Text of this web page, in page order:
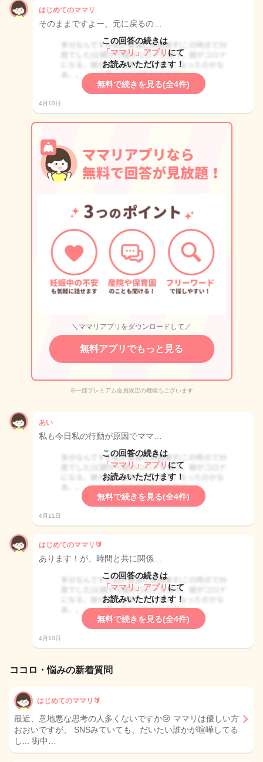
はじめてのママリ
そのままですよー、元に戻るの…
この回答の続きは
「ママリ」アプリ にて
お読みいただけます！
無料で続きを見る(全4件)
4月10日
＼ママリアプリをダウンロードして／
無料アプリでもっと見る
※一部プレミアム会員限定の機能もございます
あい
私も今日私の行動が原因でママ…
この回答の続きは
「ママリ」アプリ にて
お読みいただけます！
無料で続きを見る(全4件)
4月11日
はじめてのママリ🔰
あります！が、時間と共に関係…
この回答の続きは
「ママリ」アプリ にて
お読みいただけます！
無料で続きを見る(全4件)
4月10日
ココロ・悩みの新着質問
はじめてのママリ🔰
最近、意地悪な思考の人多くないですか😢 ママリは優しい方
おおいですが、 SNSみていても、だいたい誰かが喧嘩してる
し... 街中…